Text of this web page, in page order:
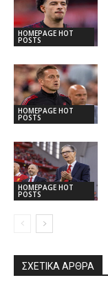
HOMEPAGE HOT
POSTS
HOMEPAGE HOT
POSTS
HOMEPAGE HOT
POSTS
ΣΧΕΤΙΚΆ ΆΡΘΡΑ